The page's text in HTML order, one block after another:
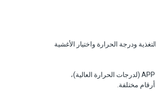
بحسب ملوحة مياه التغذية ودرجة الحرارة واختيار الأغشية
كل موديل متاح بالنسخة القياسية APP، وAPP S (كتلة صمامات من الفولاذ المقاوم للصدأ)، وAPP T (لدرجات الحرارة العالية)،